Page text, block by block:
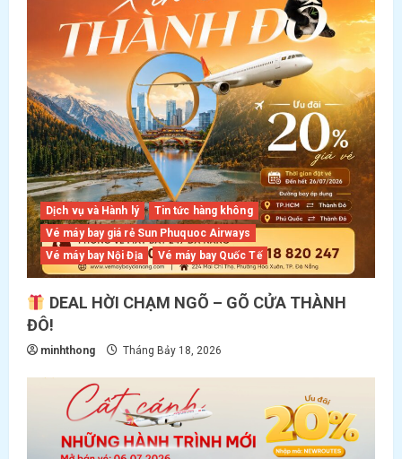
Dịch vụ và Hành lý
Tin tức hàng không
Vé máy bay giá rẻ Sun Phuquoc Airways
Vé máy bay Nội Địa
Vé máy bay Quốc Tế
DEAL HỜI CHẠM NGÕ – GÕ CỬA THÀNH
ĐÔ!
minhthong Tháng Bảy 18, 2026